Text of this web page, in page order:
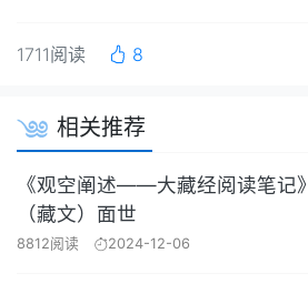
1711阅读 8
相关推荐
《观空阐述——大藏经阅读笔记》
（藏文）面世
8812阅读 2024-12-06